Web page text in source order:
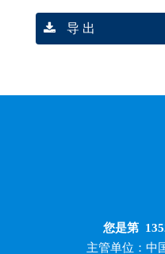
导 出
您是第
主管单位：中